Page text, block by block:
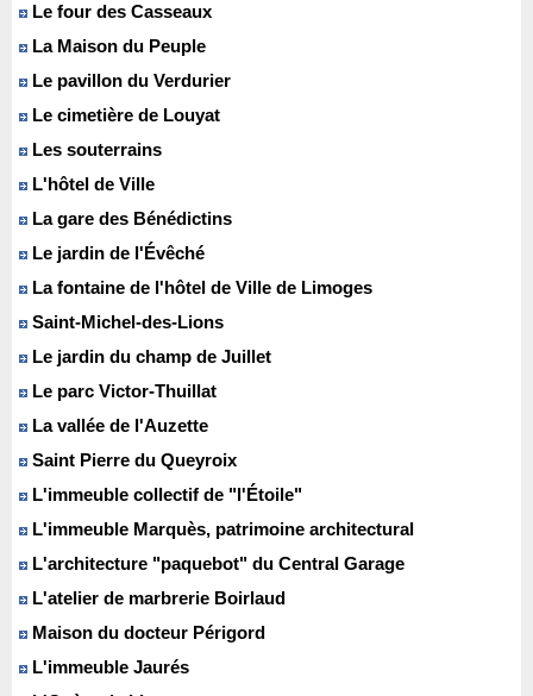
Le four des Casseaux
La Maison du Peuple
Le pavillon du Verdurier
Le cimetière de Louyat
Les souterrains
L'hôtel de Ville
La gare des Bénédictins
Le jardin de l'Évêché
La fontaine de l'hôtel de Ville de Limoges
Saint-Michel-des-Lions
Le jardin du champ de Juillet
Le parc Victor-Thuillat
La vallée de l'Auzette
Saint Pierre du Queyroix
L'immeuble collectif de "l'Étoile"
L'immeuble Marquès, patrimoine architectural
L'architecture "paquebot" du Central Garage
L'atelier de marbrerie Boirlaud
Maison du docteur Périgord
L'immeuble Jaurés